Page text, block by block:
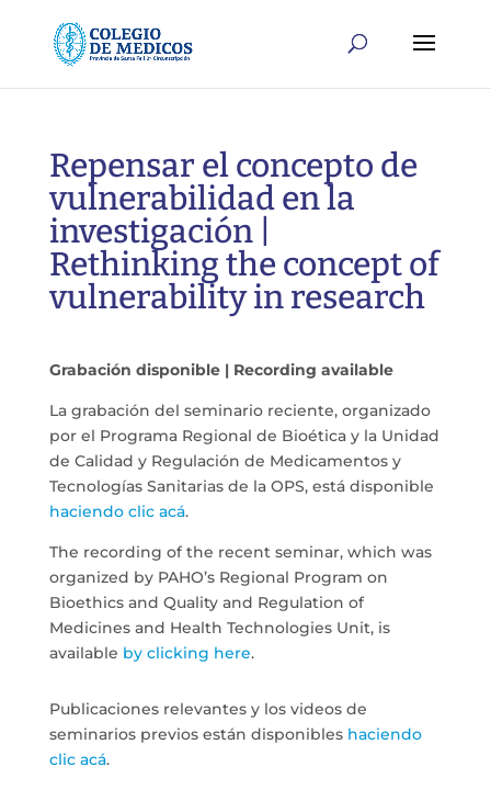
Repensar el concepto de
vulnerabilidad en la
investigación |
Rethinking the concept of
vulnerability in research
Grabación disponible | Recording available
La grabación del seminario reciente, organizado
por el Programa Regional de Bioética y la Unidad
de Calidad y Regulación de Medicamentos y
Tecnologías Sanitarias de la OPS, está disponible
haciendo clic acá.
The recording of the recent seminar, which was
organized by PAHO’s Regional Program on
Bioethics and Quality and Regulation of
Medicines and Health Technologies Unit, is
available by clicking here.
Publicaciones relevantes y los videos de
seminarios previos están disponibles haciendo
clic acá.